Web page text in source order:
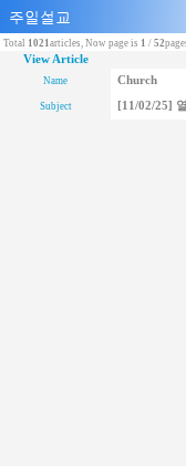
Total 1021articles, Now page is 1 / 52
View Article
Name Church
Subject [11/02/25]